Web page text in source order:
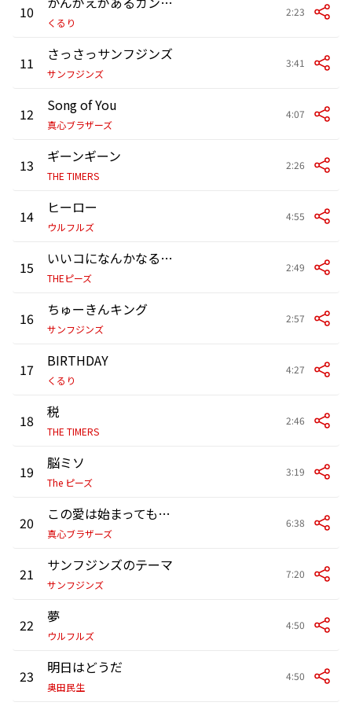
10
くるり
2:23
11 さっさっサンフジンズ
サンフジンズ
3:41
12 Song of You
真心ブラザーズ
4:07
13 ギーンギーン
THE TIMERS
2:26
14 ヒーロー
ウルフルズ
4:55
15 いいコになんかなるなよ
THEピーズ
2:49
16 ちゅーきんキング
サンフジンズ
2:57
17 BIRTHDAY
くるり
4:27
18 税
THE TIMERS
2:46
19 脳ミソ
The ピーズ
3:19
20 この愛は始まってもいない
真心ブラザーズ
6:38
21 サンフジンズのテーマ
サンフジンズ
7:20
22 夢
ウルフルズ
4:50
23 明日はどうだ
奥田民生
4:50